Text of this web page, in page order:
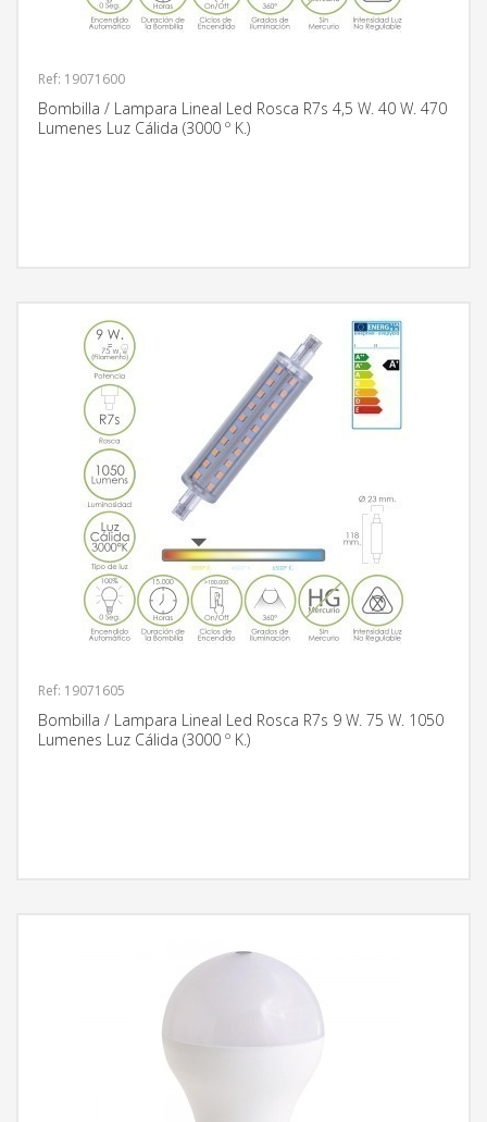
Ref: 19071600
Bombilla / Lampara Lineal Led Rosca R7s 4,5 W. 40 W. 470
Lumenes Luz Cálida (3000 º K.)
Ref: 19071605
Bombilla / Lampara Lineal Led Rosca R7s 9 W. 75 W. 1050
Lumenes Luz Cálida (3000 º K.)